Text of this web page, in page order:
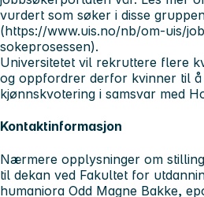
vurdert som søker i disse
(https://www.uis.no/nb/om-uis/
sokeprosessen).
Universitetet vil rekruttere flere
og oppfordrer derfor kvinner til å
kjønnskvotering i samsvar med
Kontaktinformasjon
Nærmere opplysninger om
til dekan ved Fakultet for
humaniora Odd Magne Bakke,